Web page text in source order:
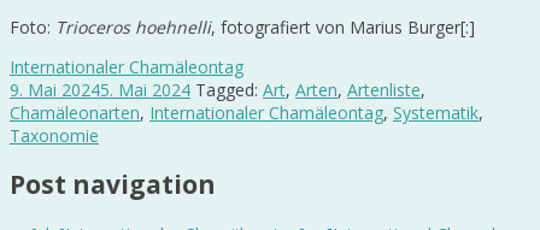
Foto: Trioceros hoehnelli, fotografiert von Marius Burger[:]
Internationaler Chamäleontag
9. Mai 20245. Mai 2024 Tagged: Art, Arten, Artenliste,
Chamäleonarten, Internationaler Chamäleontag, Systematik,
Taxonomie
Post navigation